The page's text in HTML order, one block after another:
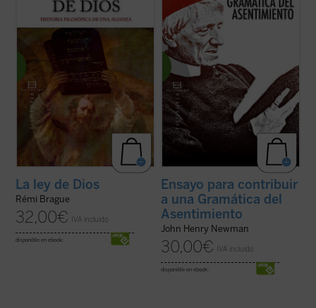
Grecia antigua y en la tradición bíblica, y su
desarrollo en ...(ver ficha)
La ley de Dios
Rémi Brague
32,00€ IVA incluido
disponible en ebook:
religiosas, y a medio camino entre el
ensayo filosófico y apologético, la
Gramática del ... (ver ficha)
Ensayo para contribuir
a una Gramática del
Asentimiento
John Henry Newman
30,00€ IVA incluido
disponible en ebook: